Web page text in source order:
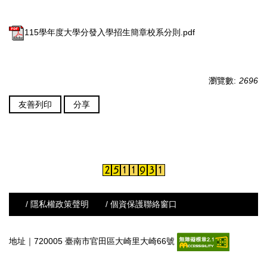
115學年度大學分發入學招生簡章校系分則.pdf
瀏覽數: 2696
友善列印 分享
/ 隱私權政策聲明 / 個資保護聯絡窗口
地址｜720005 臺南市官田區大崎里大崎66號